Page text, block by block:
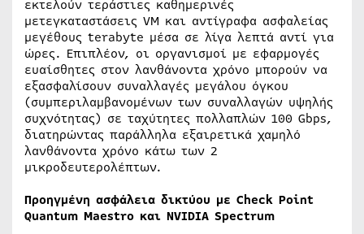
εκτελούν τεράστιες καθημερινές
μετεγκαταστάσεις VM και αντίγραφα ασφαλείας
μεγέθους terabyte μέσα σε λίγα λεπτά αντί για
ώρες. Επιπλέον, οι οργανισμοί με εφαρμογές
ευαίσθητες στον λανθάνοντα χρόνο μπορούν να
εξασφαλίσουν συναλλαγές μεγάλου όγκου
(συμπεριλαμβανομένων των συναλλαγών υψηλής
συχνότητας) σε ταχύτητες πολλαπλών 100 Gbps,
διατηρώντας παράλληλα εξαιρετικά χαμηλό
λανθάνοντα χρόνο κάτω των 2
μικροδευτερολέπτων.
Προηγμένη ασφάλεια δικτύου με Check Point
Quantum Maestro και NVIDIA Spectrum